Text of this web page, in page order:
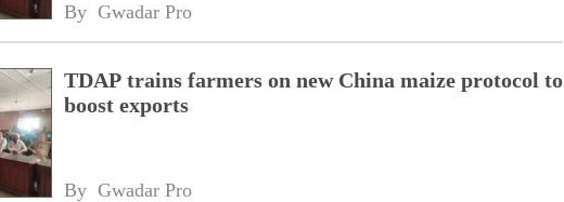
By Gwadar Pro
TDAP trains farmers on new China maize protocol to
boost exports
By Gwadar Pro